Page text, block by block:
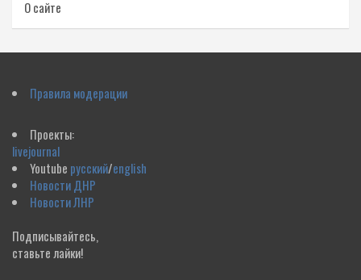
О сайте
Правила модерации
Проекты:
livejournal
Youtube русский/english
Новости ДНР
Новости ЛНР
Подписывайтесь,
ставьте лайки!